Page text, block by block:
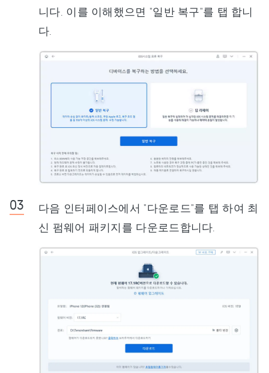
니다. 이를 이해했으면 "일반 복구"를 탭 합니
다.
다음 인터페이스에서 "다운로드"를 탭 하여 최
신 펌웨어 패키지를 다운로드합니다.